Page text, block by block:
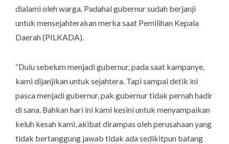
dialami oleh warga. Padahal gubernur sudah berjanji
untuk mensejahterakan merka saat Pemilihan Kepala
Daerah (PILKADA).
“Dulu sebelum menjadi gubernur, pada saat kampanye,
kami dijanjikan untuk sejahtera. Tapi sampai detik ini
pasca menjadi gubernur, pak gubernur tidak pernah hadir
di sana. Bahkan hari ini kami kesini untuk menyampaikan
keluh kesah kami, akibat dirampas oleh perusahaan yang
tidak bertanggung jawab tidak ada sedikitpun batang